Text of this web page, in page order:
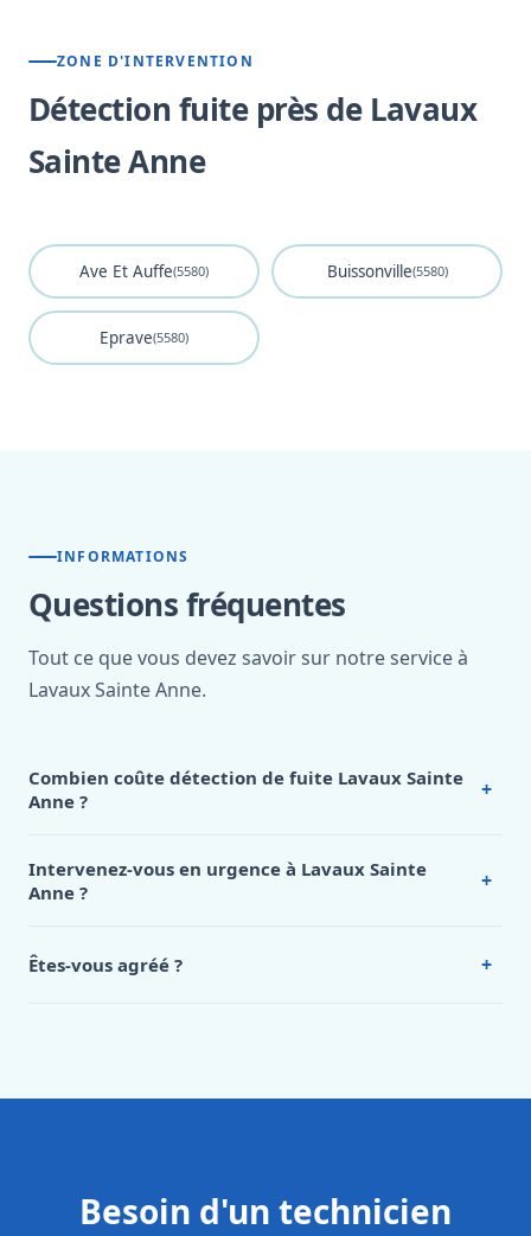
ZONE D'INTERVENTION
Détection fuite près de Lavaux
Sainte Anne
Ave Et Auffe(5580) Buissonville(5580)
Eprave(5580)
INFORMATIONS
Questions fréquentes
Tout ce que vous devez savoir sur notre service à
Lavaux Sainte Anne.
Combien coûte détection de fuite Lavaux Sainte
Anne ?
+
Sainte Anne, appelez le 0472 53 24 26.
Intervenez-vous en urgence à Lavaux Sainte
Anne ?
+
Êtes-vous agréé ? +
Besoin d'un technicien